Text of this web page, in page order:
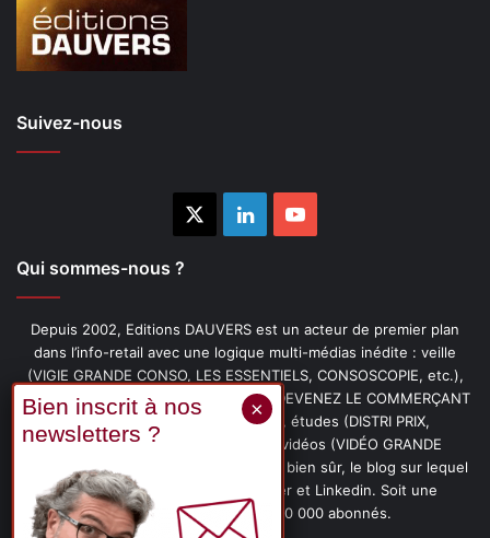
Suivez-nous
LinkedinYouTube
Qui sommes-nous ?
Depuis 2002, Editions DAUVERS est un acteur de premier plan
dans l’info-retail avec une logique multi-médias inédite : veille
(VIGIE GRANDE CONSO, LES ESSENTIELS, CONSOSCOPIE, etc.),
livres (PENSER-CLIENT, IMAGE-PRIX, DEVENEZ LE COMMERÇANT
PRÉFÉRÉ DE VOS CLIENTS, etc.), études (DISTRI PRIX,
PROMOFLASH, DRIVE INSIGHTS), vidéos (VIDÉO GRANDE
CONSO), podcasts (CAFÉ CONSO) et, bien sûr, le blog sur lequel
vous êtes, ainsi que les fils Twitter et Linkedin. Soit une
communauté de plus de 150 000 abonnés.